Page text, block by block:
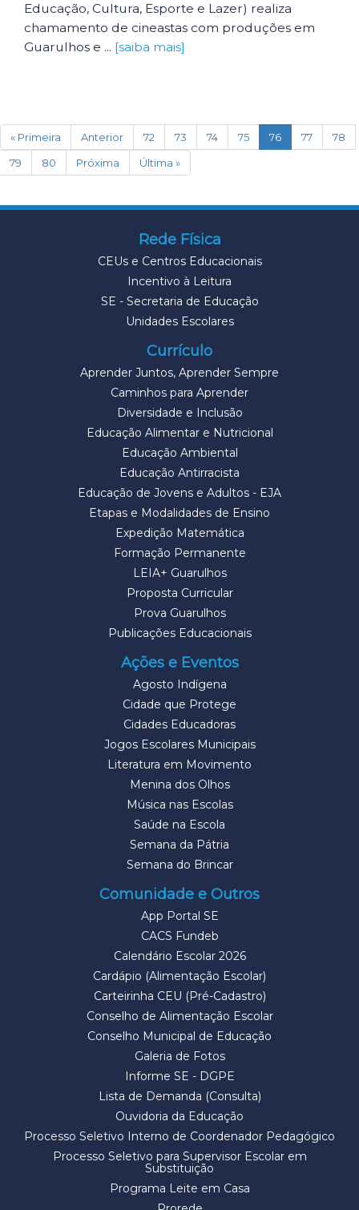
Educação, Cultura, Esporte e Lazer) realiza
chamamento de cineastas com produções em
Guarulhos e ... [saiba mais]
« Primeira Anterior 72 73 74 75 76(current)
77
78
79
80 Próxima Última »
Rede Física
CEUs e Centros Educacionais
Incentivo à Leitura
SE - Secretaria de Educação
Unidades Escolares
Currículo
Aprender Juntos, Aprender Sempre
Caminhos para Aprender
Diversidade e Inclusão
Educação Alimentar e Nutricional
Educação Ambiental
Educação Antirracista
Educação de Jovens e Adultos - EJA
Etapas e Modalidades de Ensino
Expedição Matemática
Formação Permanente
LEIA+ Guarulhos
Proposta Curricular
Prova Guarulhos
Publicações Educacionais
Ações e Eventos
Agosto Indígena
Cidade que Protege
Cidades Educadoras
Jogos Escolares Municipais
Literatura em Movimento
Menina dos Olhos
Música nas Escolas
Saúde na Escola
Semana da Pátria
Semana do Brincar
Comunidade e Outros
App Portal SE
CACS Fundeb
Calendário Escolar 2026
Cardápio (Alimentação Escolar)
Carteirinha CEU (Pré-Cadastro)
Conselho de Alimentação Escolar
Conselho Municipal de Educação
Galeria de Fotos
Informe SE - DGPE
Lista de Demanda (Consulta)
Ouvidoria da Educação
Processo Seletivo Interno de Coordenador Pedagógico
Processo Seletivo para Supervisor Escolar em
Substituição
Programa Leite em Casa